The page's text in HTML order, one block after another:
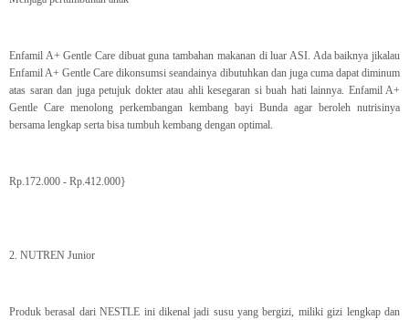
Enfamil A+ Gentle Care dibuat guna tambahan makanan di luar ASI. Ada baiknya jikalau
Enfamil A+ Gentle Care dikonsumsi seandainya dibutuhkan dan juga cuma dapat diminum
atas saran dan juga petujuk dokter atau ahli kesegaran si buah hati lainnya. Enfamil A+
Gentle Care menolong perkembangan kembang bayi Bunda agar beroleh nutrisinya
bersama lengkap serta bisa tumbuh kembang dengan optimal.
Rp.172.000 - Rp.412.000}
2. NUTREN Junior
Produk berasal dari NESTLE ini dikenal jadi susu yang bergizi, miliki gizi lengkap dan